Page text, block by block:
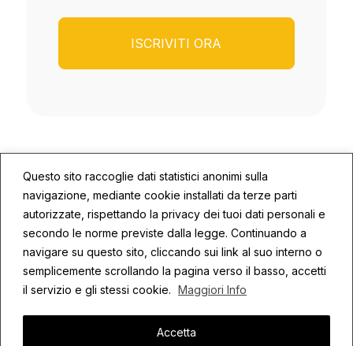
Questo sito raccoglie dati statistici anonimi sulla
navigazione, mediante cookie installati da terze parti
autorizzate, rispettando la privacy dei tuoi dati personali e
secondo le norme previste dalla legge. Continuando a
navigare su questo sito, cliccando sui link al suo interno o
semplicemente scrollando la pagina verso il basso, accetti
il servizio e gli stessi cookie. Maggiori Info
Accetta
© 2026 ECOSYS | P.IVA: 02672590409
Privacy Cookie Policy Credits